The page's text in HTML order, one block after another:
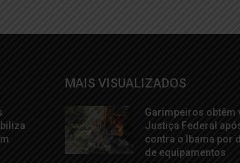
MAIS VISUALIZADOS
Garimpeiros obtêm
Justiça Federal
contra o Ibama por
de equipamentos